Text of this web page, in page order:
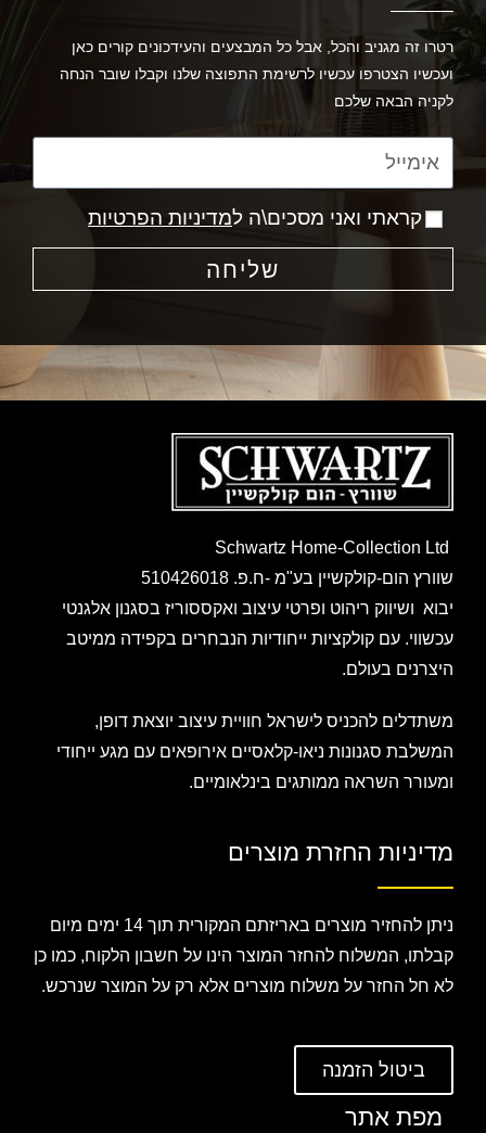
רטרו זה מגניב והכל, אבל כל המבצעים והעידכונים קורים כאן
ועכשיו הצטרפו עכשיו לרשימת התפוצה שלנו וקבלו שובר הנחה
לקניה הבאה שלכם
קראתי ואני מסכים\ה למדיניות הפרטיות
שליחה
שוורץ הום-קולקשיין בע"מ -ח.פ. 510426018
יבוא ושיווק ריהוט ופרטי עיצוב ואקססוריז בסגנון אלגנטי
עכשווי. עם קולקציות ייחודיות הנבחרים בקפידה ממיטב
היצרנים בעולם.
משתדלים להכניס לישראל חוויית עיצוב יוצאת דופן,
המשלבת סגנונות ניאו-קלאסיים אירופאים עם מגע ייחודי
ומעורר השראה ממותגים בינלאומיים.
מדיניות החזרת מוצרים
ניתן להחזיר מוצרים באריזתם המקורית תוך 14 ימים מיום
קבלתו, המשלוח להחזר המוצר הינו על חשבון הלקוח, כמו כן
לא חל החזר על משלוח מוצרים אלא רק על המוצר שנרכש.
ביטול הזמנה
מפת אתר